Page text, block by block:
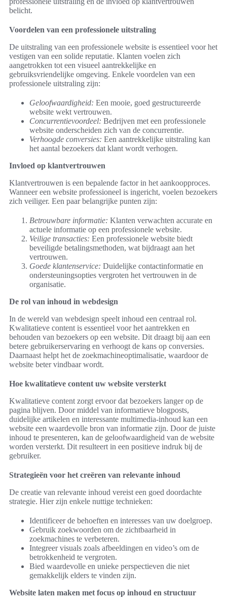
belicht.
Voordelen van een professionele uitstraling
De uitstraling van een professionele website is essentieel voor het
vestigen van een solide reputatie. Klanten voelen zich
aangetrokken tot een visueel aantrekkelijke en
gebruiksvriendelijke omgeving. Enkele voordelen van een
professionele uitstraling zijn:
Geloofwaardigheid: Een mooie, goed gestructureerde
website wekt vertrouwen.
Concurrentievoordeel: Bedrijven met een professionele
website onderscheiden zich van de concurrentie.
Verhoogde conversies: Een aantrekkelijke uitstraling kan
het aantal bezoekers dat klant wordt verhogen.
Invloed op klantvertrouwen
Klantvertrouwen is een bepalende factor in het aankoopproces.
Wanneer een website professioneel is ingericht, voelen bezoekers
zich veiliger. Een paar belangrijke punten zijn:
Betrouwbare informatie: Klanten verwachten accurate en
actuele informatie op een professionele website.
Veilige transacties: Een professionele website biedt
beveiligde betalingsmethoden, wat bijdraagt aan het
vertrouwen.
Goede klantenservice: Duidelijke contactinformatie en
ondersteuningsopties vergroten het vertrouwen in de
organisatie.
De rol van inhoud in webdesign
In de wereld van webdesign speelt inhoud een centraal rol.
Kwalitatieve content is essentieel voor het aantrekken en
behouden van bezoekers op een website. Dit draagt bij aan een
betere gebruikerservaring en verhoogt de kans op conversies.
Daarnaast helpt het de zoekmachineoptimalisatie, waardoor de
website beter vindbaar wordt.
Hoe kwalitatieve content uw website versterkt
Kwalitatieve content zorgt ervoor dat bezoekers langer op de
pagina blijven. Door middel van informatieve blogposts,
duidelijke artikelen en interessante multimedia-inhoud kan een
website een waardevolle bron van informatie zijn. Door de juiste
inhoud te presenteren, kan de geloofwaardigheid van de website
worden versterkt. Dit resulteert in een positieve indruk bij de
gebruiker.
Strategieën voor het creëren van relevante inhoud
De creatie van relevante inhoud vereist een goed doordachte
strategie. Hier zijn enkele nuttige technieken:
Identificeer de behoeften en interesses van uw doelgroep.
Gebruik zoekwoorden om de zichtbaarheid in
zoekmachines te verbeteren.
Integreer visuals zoals afbeeldingen en video’s om de
betrokkenheid te vergroten.
Bied waardevolle en unieke perspectieven die niet
gemakkelijk elders te vinden zijn.
Website laten maken met focus op inhoud en structuur